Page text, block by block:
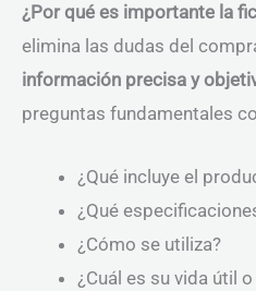
¿Por qué es importante la
elimina las dudas del
información precisa y
preguntas fundamentales
¿Qué incluye el
¿Qué
¿Cómo se utiliza?
¿Cuál es su vida útil